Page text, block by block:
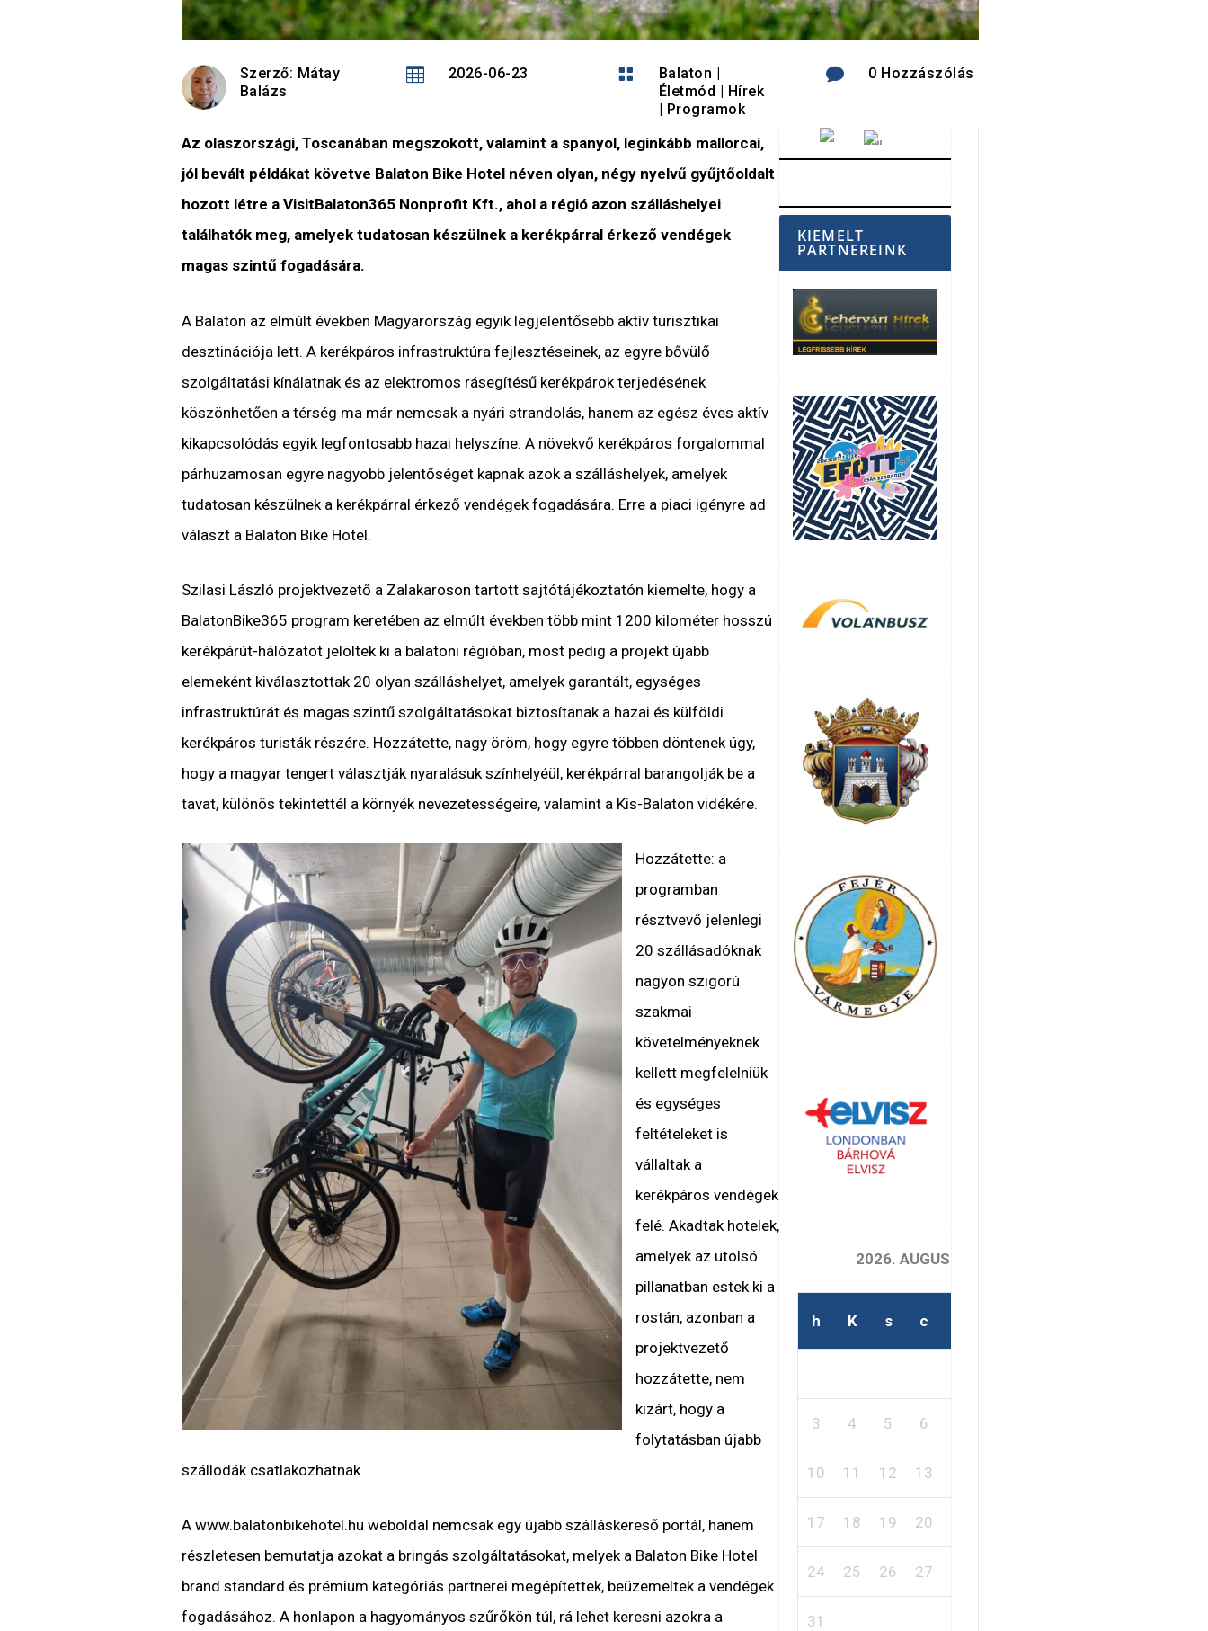
Szerző: Mátay
Balázs
 2026-06-23  Balaton
Életmód
Hírek
Programok
 0 Hozzászólás
Az olaszországi, Toscanában megszokott, valamint a spanyol, leginkább mallorcai,
jól bevált példákat követve Balaton Bike Hotel néven olyan, négy nyelvű gyűjtőoldalt
hozott létre a VisitBalaton365 Nonprofit Kft., ahol a régió azon szálláshelyei
találhatók meg, amelyek tudatosan készülnek a kerékpárral érkező vendégek
magas szintű fogadására.
A Balaton az elmúlt években Magyarország egyik legjelentősebb aktív turisztikai
desztinációja lett. A kerékpáros infrastruktúra fejlesztéseinek, az egyre bővülő
szolgáltatási kínálatnak és az elektromos rásegítésű kerékpárok terjedésének
köszönhetően a térség ma már nemcsak a nyári strandolás, hanem az egész éves aktív
kikapcsolódás egyik legfontosabb hazai helyszíne. A növekvő kerékpáros forgalommal
párhuzamosan egyre nagyobb jelentőséget kapnak azok a szálláshelyek, amelyek
tudatosan készülnek a kerékpárral érkező vendégek fogadására. Erre a piaci igényre ad
választ a Balaton Bike Hotel.
Szilasi László projektvezető a Zalakaroson tartott sajtótájékoztatón kiemelte, hogy a
BalatonBike365 program keretében az elmúlt években több mint 1200 kilométer hosszú
kerékpárút-hálózatot jelöltek ki a balatoni régióban, most pedig a projekt újabb
elemeként kiválasztottak 20 olyan szálláshelyet, amelyek garantált, egységes
infrastruktúrát és magas szintű szolgáltatásokat biztosítanak a hazai és külföldi
kerékpáros turisták részére. Hozzátette, nagy öröm, hogy egyre többen döntenek úgy,
hogy a magyar tengert választják nyaralásuk színhelyéül, kerékpárral barangolják be a
tavat, különös tekintettél a környék nevezetességeire, valamint a Kis-Balaton vidékére.
Hozzátette: a
programban
résztvevő jelenlegi
20 szállásadóknak
nagyon szigorú
szakmai
követelményeknek
kellett megfelelniük
és egységes
feltételeket is
vállaltak a
kerékpáros vendégek
felé. Akadtak hotelek,
amelyek az utolsó
pillanatban estek ki a
rostán, azonban a
projektvezető
hozzátette, nem
kizárt, hogy a
folytatásban újabb
szállodák csatlakozhatnak.
A www.balatonbikehotel.hu weboldal nemcsak egy újabb szálláskereső portál, hanem
részletesen bemutatja azokat a bringás szolgáltatásokat, melyek a Balaton Bike Hotel
brand standard és prémium kategóriás partnerei megépítettek, beüzemeltek a vendégek
fogadásához. A honlapon a hagyományos szűrőkön túl, rá lehet keresni azokra a
KIEMELT
PARTNEREINK
2026. AUGUSZTUS
h K s c
3 4 5 6
10 11 12 13
17 18 19 20
24 25 26 27
31